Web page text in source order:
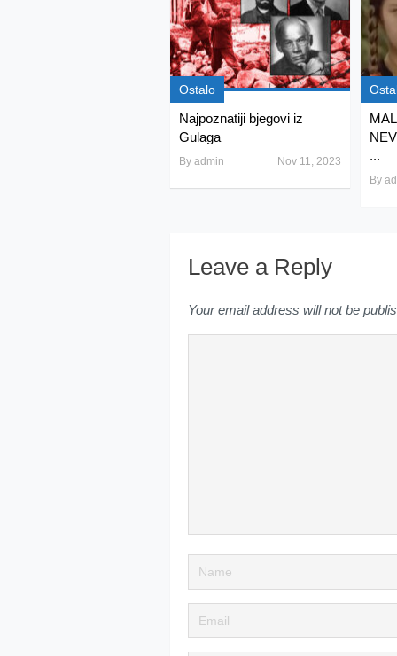
Ostalo
Najpoznatiji bjegovi iz
Gulaga
By admin Nov 11, 2023
...
By
Leave a Reply
Your email address will not be